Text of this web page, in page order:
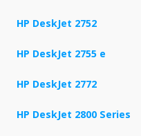
HP DeskJet 2752
HP DeskJet 2755 e
HP DeskJet 2772
HP DeskJet 2800 Series